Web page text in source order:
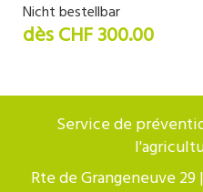
Nicht bestellbar
dès CHF 300.00
Service de
Rte de Grangeneuve 29